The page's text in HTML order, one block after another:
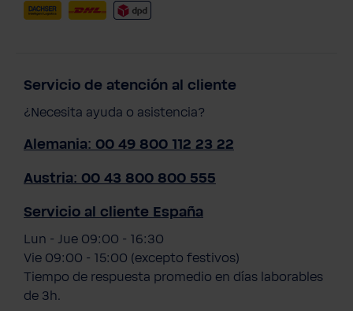
Servicio de atención al cliente
¿Necesita ayuda o asistencia?
Alemania: 00 49 800 112 23 22
Austria: 00 43 800 800 555
Servicio al cliente España
Lun - Jue 09:00 - 16:30
Vie 09:00 - 15:00 (excepto festivos)
Tiempo de respuesta promedio en días laborables
de 3h.